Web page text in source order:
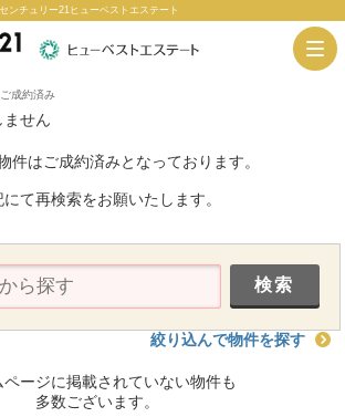
ンチュリー21ヒューベストエステート
ご成約済み
せん
件はご成約済みとなっております。
にて再検索をお願いたします。
絞り込んで物件を探す
ページに掲載されていない物件も
多数ございます。